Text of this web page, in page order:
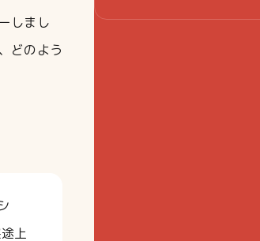
しまし
どのよう
上